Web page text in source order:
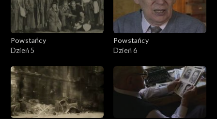
Powstańcy
Dzień 5
Powstańcy
Dzień 6